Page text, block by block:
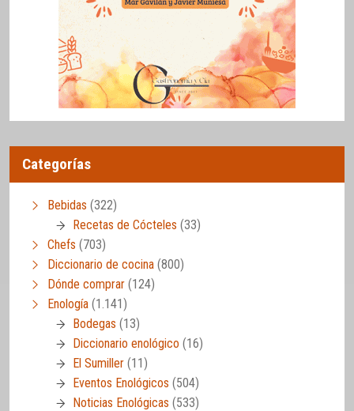
Categorías
Bebidas (322)
Recetas de Cócteles (33)
Chefs (703)
Diccionario de cocina (800)
Dónde comprar (124)
Enología (1.141)
Bodegas (13)
Diccionario enológico (16)
El Sumiller (11)
Eventos Enológicos (504)
Noticias Enológicas (533)